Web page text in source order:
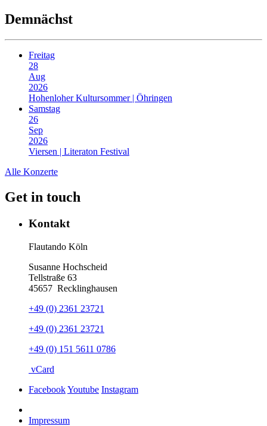
Demnächst
Freitag
28
Aug
2026
Hohenloher Kultursommer | Öhringen
Samstag
26
Sep
2026
Viersen | Literaton Festival
Alle Konzerte
Get in touch
Kontakt
Flautando Köln
Susanne Hochscheid
Tellstraße 63
45657 Recklinghausen
+49 (0) 2361 23721
+49 (0) 2361 23721
+49 (0) 151 5611 0786
vCard
FacebookYoutube Instagram
Impressum